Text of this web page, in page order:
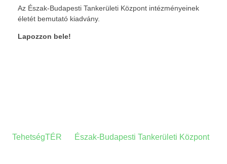
Az Észak-Budapesti Tankerületi Központ intézményeinek
életét bemutató kiadvány.
Lapozzon bele!
TehetségTÉR
Észak-Budapesti Tankerületi Központ